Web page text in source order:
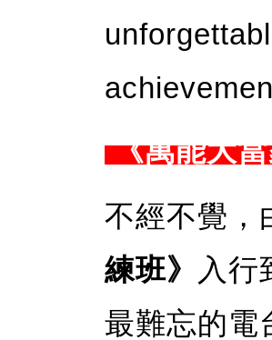
《萬能大
不經不覺，
練班》
入
最難忘的電